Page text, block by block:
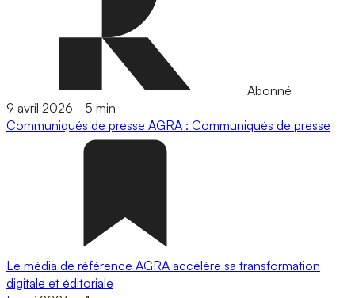
Abonné
9 avril 2026 - 5 min
Communiqués de presse AGRA : Communiqués de presse
Le média de référence AGRA accélère sa transformation
digitale et éditoriale